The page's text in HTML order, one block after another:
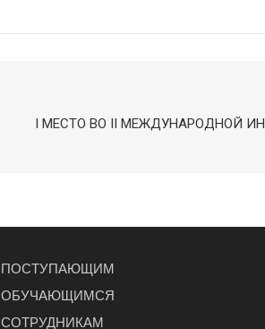
I МЕСТО ВО II МЕЖДУНАРОДНОЙ
ПОСТУПАЮЩИМ
ОБУЧАЮЩИМСЯ
СОТРУДНИКАМ